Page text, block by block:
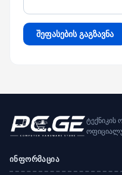
შეფასების გაგზავნა
ტექნიკის
ინფორმაცია